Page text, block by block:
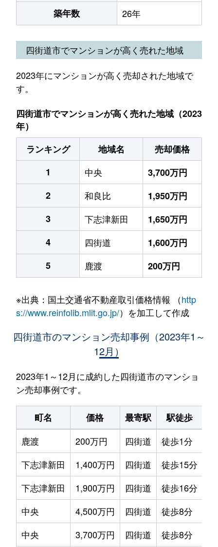
築年数 26年
四街道市でマンションが高く売れた地域
2023年にマンションが高く売却された地域で
す。
四街道市でマンションが高く売れた地域（2023
年）
ランキング
地域名
売却価格
1
中央
3,700万円
2
和良比
1,950万円
3
下志津新田
1,650万円
4
四街道
1,600万円
5
鹿渡 200万円
※出典：国土交通省不動産取引価格情報 （http
s://www.reinfolib.mlit.go.jp/）を加工して作成
四街道市のマンション売却事例（2023年1～
12月）
2023年1～12月に成約した四街道市のマンショ
ン売却事例です。
町名 価格 最寄駅 駅徒歩
鹿渡
200万円 四街道 徒歩1分
下志津新田
1,400万円 四街道 徒歩15分
下志津新田
1,900万円 四街道 徒歩16分
中央
4,500万円 四街道 徒歩8分
中央
3,700万円 四街道 徒歩8分